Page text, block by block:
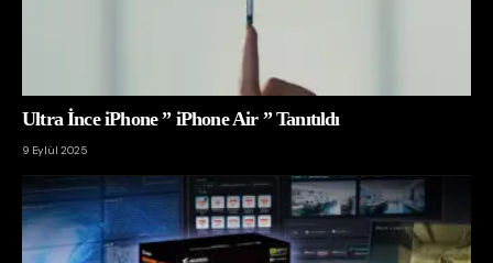
Ultra İnce iPhone ” iPhone Air ” Tanıtıldı
9 Eylül 2025